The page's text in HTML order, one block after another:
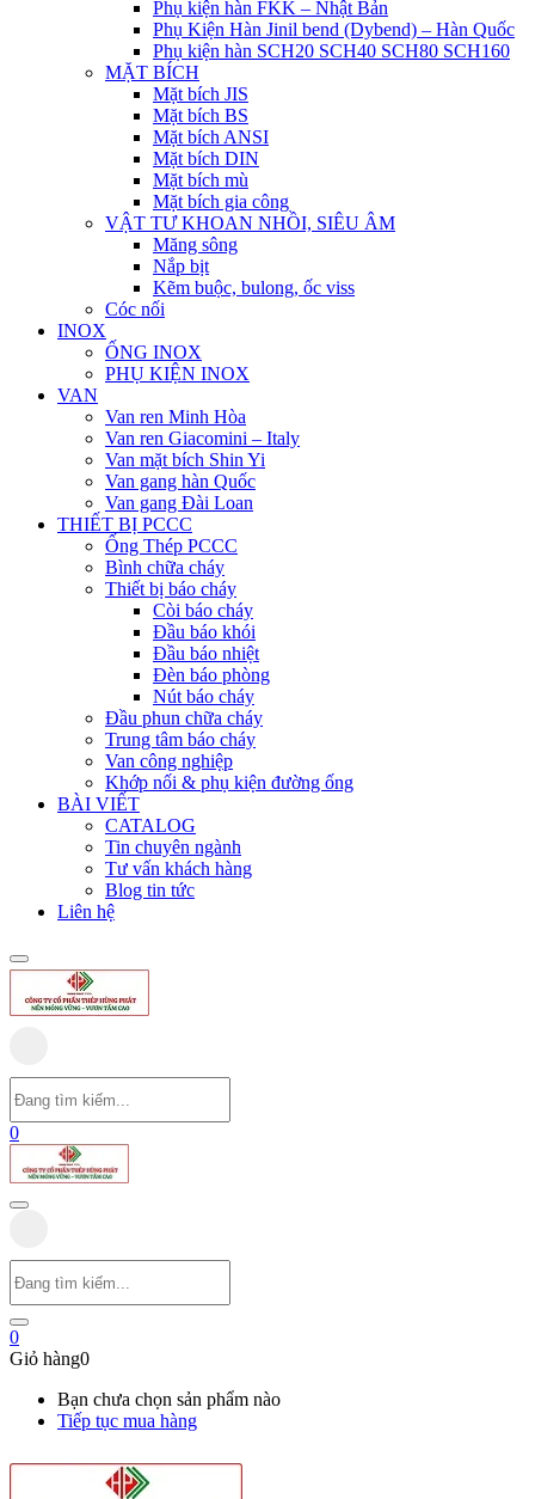
Phụ kiện hàn FKK – Nhật Bản
Phụ Kiện Hàn Jinil bend (Dybend) – Hàn Quốc
Phụ kiện hàn SCH20 SCH40 SCH80 SCH160
MẶT BÍCH
Mặt bích JIS
Mặt bích BS
Mặt bích ANSI
Mặt bích DIN
Mặt bích mù
Mặt bích gia công
VẬT TƯ KHOAN NHỒI, SIÊU ÂM
Măng sông
Nắp bịt
Kẽm buộc, bulong, ốc viss
Cóc nối
INOX
ỐNG INOX
PHỤ KIỆN INOX
VAN
Van ren Minh Hòa
Van ren Giacomini – Italy
Van mặt bích Shin Yi
Van gang hàn Quốc
Van gang Đài Loan
THIẾT BỊ PCCC
Ống Thép PCCC
Bình chữa cháy
Thiết bị báo cháy
Còi báo cháy
Đầu báo khói
Đầu báo nhiệt
Đèn báo phòng
Nút báo cháy
Đầu phun chữa cháy
Trung tâm báo cháy
Van công nghiệp
Khớp nối & phụ kiện đường ống
BÀI VIẾT
CATALOG
Tin chuyên ngành
Tư vấn khách hàng
Blog tin tức
Liên hệ
0
0
Giỏ hàng0
Bạn chưa chọn sản phẩm nào
Tiếp tục mua hàng